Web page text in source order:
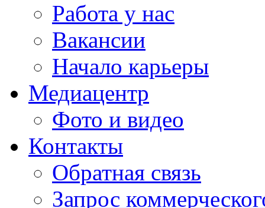
Работа у нас
Вакансии
Начало карьеры
Медиацентр
Фото и видео
Контакты
Обратная связь
Запрос